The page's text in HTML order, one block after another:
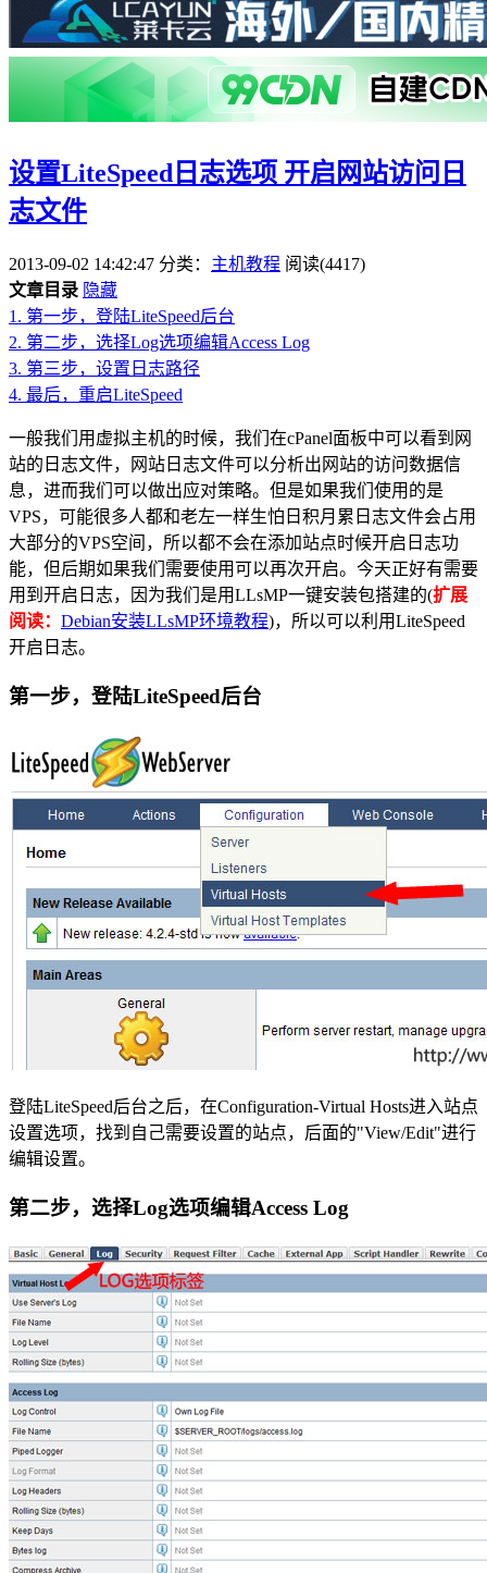
设置LiteSpeed日志选项 开启网站访问日
志文件
2013-09-02 14:42:47 分类： 主机教程 阅读(4417)
文章目录 隐藏
1. 第一步，登陆LiteSpeed后台
2. 第二步，选择Log选项编辑Access Log
3. 第三步，设置日志路径
4. 最后，重启LiteSpeed
一般我们用虚拟主机的时候，我们在cPanel面板中可以看到网
站的日志文件，网站日志文件可以分析出网站的访问数据信
息，进而我们可以做出应对策略。但是如果我们使用的是
VPS，可能很多人都和老左一样生怕日积月累日志文件会占用
大部分的VPS空间，所以都不会在添加站点时候开启日志功
能，但后期如果我们需要使用可以再次开启。今天正好有需要
用到开启日志，因为我们是用LLsMP一键安装包搭建的(扩展
阅读： Debian安装LLsMP环境教程)，所以可以利用LiteSpeed
开启日志。
第一步，登陆LiteSpeed后台
登陆LiteSpeed后台之后，在Configuration-Virtual Hosts进入站点
设置选项，找到自己需要设置的站点，后面的"View/Edit"进行
编辑设置。
第二步，选择Log选项编辑Access Log